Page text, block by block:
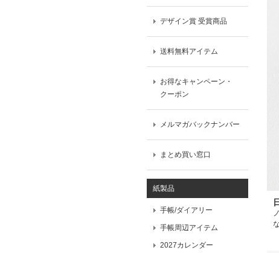
デザイン賞 受賞商品
送料無料アイテム
お得なキャンペーン・
クーポン
メルマガバックナンバー
まとめ買い窓口
紙製品
手帳/ダイアリー
手帳周辺アイテム
2027カレンダー